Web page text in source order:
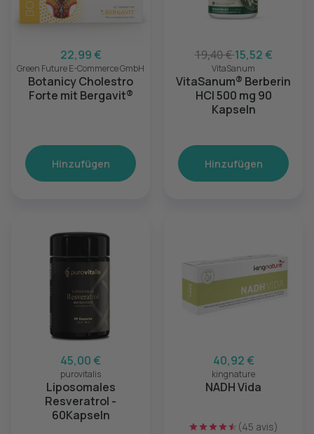
22,99 €
Green Future E-Commerce GmbH
Botanicy Cholestro
Forte mit Bergavit®
Hinzufügen
19,40 €15,52 €
VitaSanum
VitaSanum® Berberin
HCl 500 mg 90
Kapseln
Hinzufügen
45,00 €
purovitalis
Liposomales
Resveratrol -
60Kapseln
40,92 €
kingnature
NADH Vida
(45 avis)